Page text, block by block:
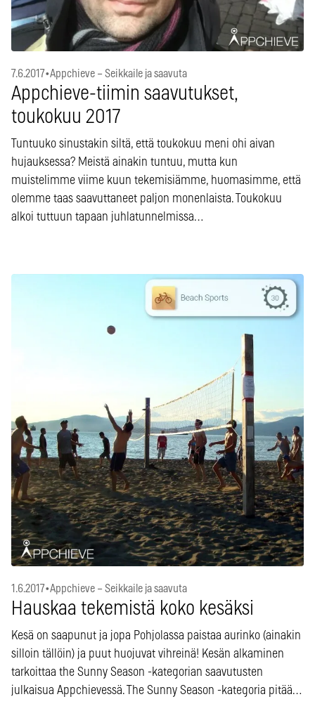
7.6.2017•Appchieve – Seikkaile ja saavuta
Appchieve-tiimin saavutukset,
toukokuu 2017
Tuntuuko sinustakin siltä, että toukokuu meni ohi aivan
hujauksessa? Meistä ainakin tuntuu, mutta kun
muistelimme viime kuun tekemisiämme, huomasimme, että
olemme taas saavuttaneet paljon monenlaista. Toukokuu
alkoi tuttuun tapaan juhlatunnelmissa…
1.6.2017•Appchieve – Seikkaile ja saavuta
Hauskaa tekemistä koko kesäksi
Kesä on saapunut ja jopa Pohjolassa paistaa aurinko (ainakin
silloin tällöin) ja puut huojuvat vihreinä! Kesän alkaminen
tarkoittaa the Sunny Season -kategorian saavutusten
julkaisua Appchievessä. The Sunny Season -kategoria pitää…